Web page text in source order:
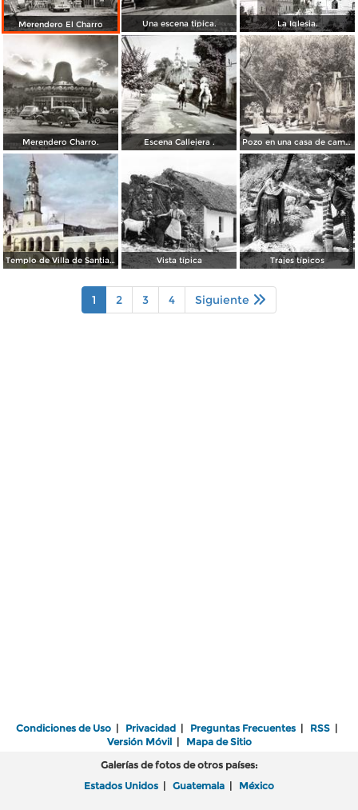
Merendero El Charro Una escena tipica. La Iglesia.
Merendero Charro. Escena Callejera . Pozo en una casa de campo
Templo de Villa de Santiago Vista típica Trajes típicos
1 2 3 4 Siguiente
Condiciones de Uso | Privacidad | Preguntas Frecuentes | RSS |
Versión Móvil| Mapa de Sitio
Galerías de fotos de otros países:
Estados Unidos | Guatemala | México